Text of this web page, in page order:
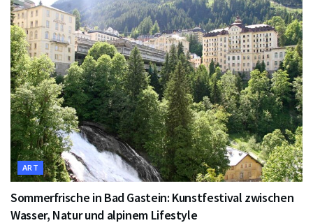
ART
Sommerfrische in Bad Gastein: Kunstfestival zwischen
Wasser, Natur und alpinem Lifestyle